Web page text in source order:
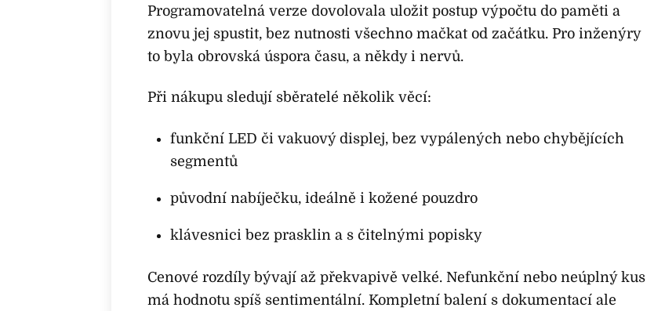
Programovatelná verze dovolovala uložit postup výpočtu do paměti a
znovu jej spustit, bez nutnosti všechno mačkat od začátku. Pro inženýry
to byla obrovská úspora času, a někdy i nervů.
Při nákupu sledují sběratelé několik věcí:
funkční LED či vakuový displej, bez vypálených nebo chybějících
segmentů
původní nabíječku, ideálně i kožené pouzdro
klávesnici bez prasklin a s čitelnými popisky
Cenové rozdíly bývají až překvapivě velké. Nefunkční nebo neúplný kus
má hodnotu spíš sentimentální. Kompletní balení s dokumentací ale